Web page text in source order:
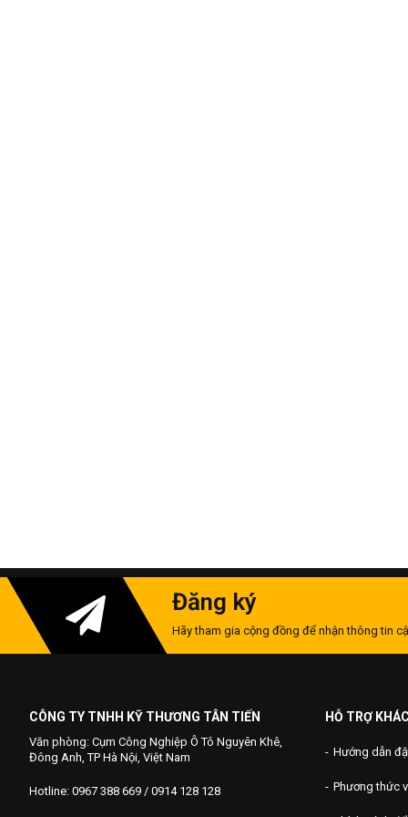
Đăng ký
Hãy tham gia cộng đồng để nhận thông tin
CÔNG TY TNHH KỸ THƯƠNG TÂN TIẾN
Văn phòng: Cụm Công Nghiệp Ô Tô Nguyên Khê,
Đông Anh, TP Hà Nội, Việt Nam
Hotline: 0967 388 669 / 0914 128 128
HỖ TRỢ
Hướng dẫn
Phương thức